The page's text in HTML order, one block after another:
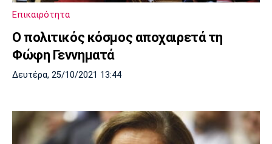
Επικαιρότητα
O πολιτικός κόσμος αποχαιρετά τη
Φώφη Γεννηματά
Δευτέρα, 25/10/2021 13:44